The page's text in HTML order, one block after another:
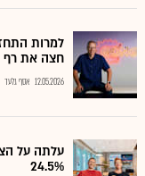
למרות
חצה את רף
12.05.2026 אסף גלעד
עלתה על
24.5%